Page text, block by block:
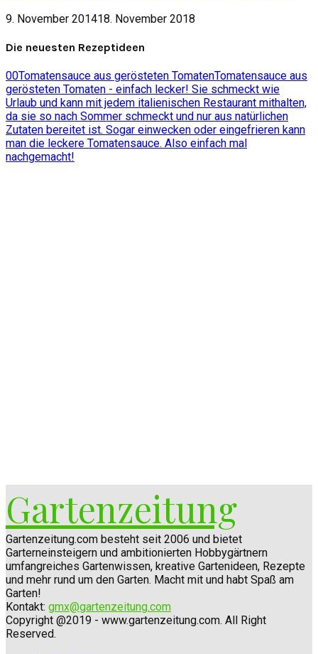
9. November 201418. November 2018
Die neuesten Rezeptideen
00Tomatensauce aus gerösteten TomatenTomatensauce aus
gerösteten Tomaten - einfach lecker! Sie schmeckt wie
Urlaub und kann mit jedem italienischen Restaurant mithalten,
da sie so nach Sommer schmeckt und nur aus natürlichen
Zutaten bereitet ist. Sogar einwecken oder eingefrieren kann
man die leckere Tomatensauce. Also einfach mal
nachgemacht!
Gartenzeitung
Gartenzeitung.com besteht seit 2006 und bietet
Garterneinsteigern und ambitionierten Hobbygärtnern
umfangreiches Gartenwissen, kreative Gartenideen, Rezepte
und mehr rund um den Garten. Macht mit und habt Spaß am
Garten!
Kontakt: gmx@gartenzeitung.com
Copyright @2019 - www.gartenzeitung.com. All Right
Reserved.